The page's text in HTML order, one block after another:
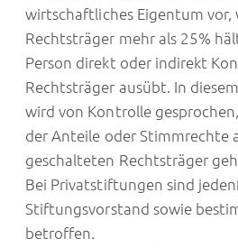
wirtschaftliches Eigentum vor,
Rechtsträger mehr als 25%
Person direkt oder indirekt
Rechtsträger ausübt. In
wird von Kontrolle
der Anteile oder Stimmrechte
geschalteten Rechtsträger
Bei Privatstiftungen sind
Stiftungsvorstand sowie
betroffen.